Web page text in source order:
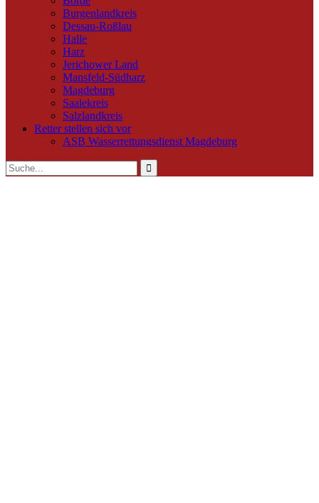
Burgenlandkreis
Dessau-Roßlau
Halle
Harz
Jerichower Land
Mansfeld-Südharz
Magdeburg
Saalekreis
Salzlandkreis
Retter stellen sich vor
ASB Wasserrettungsdienst Magdeburg